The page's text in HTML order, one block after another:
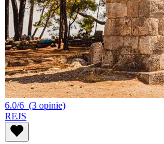
6.0/6 (3 opinie)
REJS